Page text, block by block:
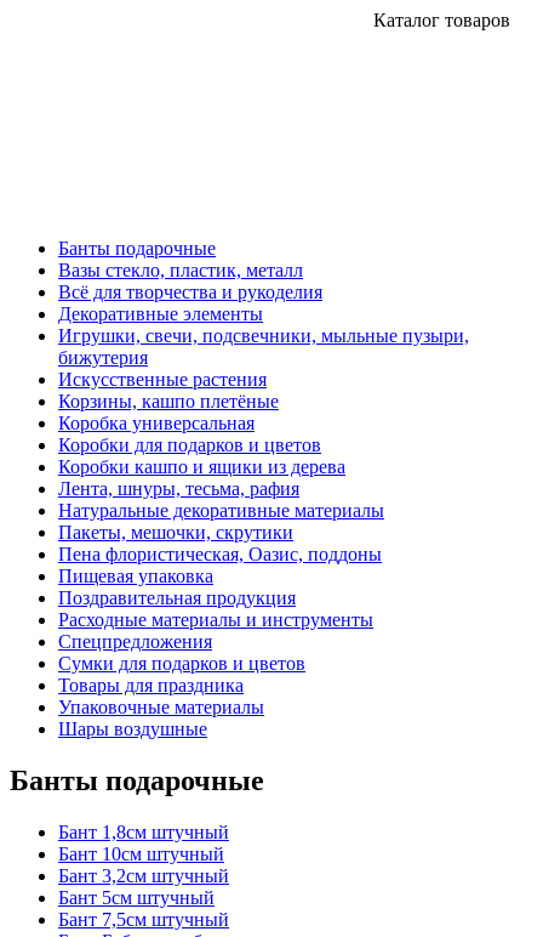
Каталог товаров
Банты подарочные
Вазы стекло, пластик, металл
Всё для творчества и рукоделия
Декоративные элементы
Игрушки, свечи, подсвечники, мыльные пузыри,
бижутерия
Искусственные растения
Корзины, кашпо плетёные
Коробка универсальная
Коробки для подарков и цветов
Коробки кашпо и ящики из дерева
Лента, шнуры, тесьма, рафия
Натуральные декоративные материалы
Пакеты, мешочки, скрутики
Пена флористическая, Оазис, поддоны
Пищевая упаковка
Поздравительная продукция
Расходные материалы и инструменты
Спецпредложения
Сумки для подарков и цветов
Товары для праздника
Упаковочные материалы
Шары воздушные
Банты подарочные
Бант 1,8см штучный
Бант 10см штучный
Бант 3,2см штучный
Бант 5см штучный
Бант 7,5см штучный